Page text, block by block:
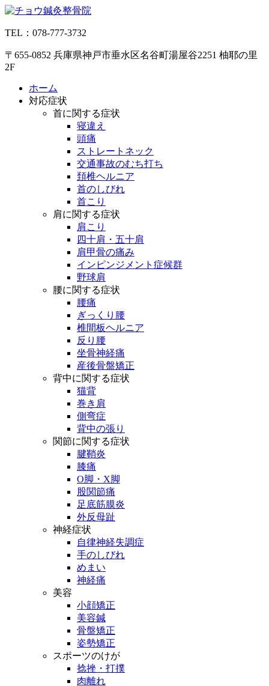
コ
テ
ツ
へ
TEL：078-777-3732
〒655-0852 兵庫県神戸市垂水区名谷町湯屋谷2251 柚耶の里
2F
ホーム
対応症状
首に関する症状
寝違え
頭痛
ストレートネック
交通事故のむち打ち
頚椎ヘルニア
首のしびれ
首こり
肩に関する症状
肩こり
四十肩・五十肩
肩甲骨の痛み
インピンジメント症候群
野球肩
腰に関する症状
腰痛
ぎっくり腰
椎間板ヘルニア
反り腰
坐骨神経痛
産後骨盤矯正
背中に関する症状
猫背
巻き肩
側弯症
背中の張り
関節に関する症状
腱鞘炎
膝痛
O脚・X脚
股関節痛
足底筋膜炎
外反母趾
神経症状
自律神経失調症
手のしびれ
めまい
神経痛
美容
小顔矯正
美容鍼
骨盤矯正
姿勢矯正
スポーツのけが
捻挫・打撲
肉離れ